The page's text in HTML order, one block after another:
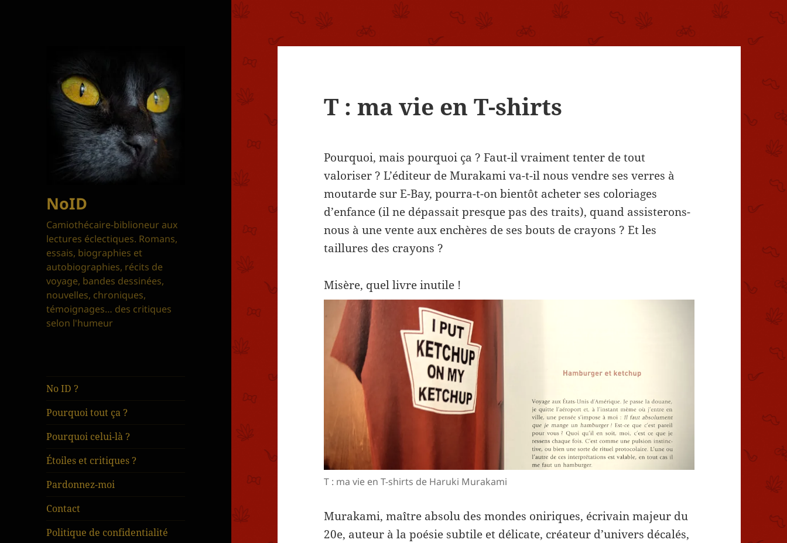
NoID
Camiothécaire-biblioneur aux
lectures éclectiques. Romans,
essais, biographies et
autobiographies, récits de
voyage, bandes dessinées,
nouvelles, chroniques,
témoignages… des critiques
selon l'humeur
No ID ?
Pourquoi tout ça ?
Pourquoi celui-là ?
Étoiles et critiques ?
Pardonnez-moi
Contact
Politique de confidentialité
T : ma vie en T-shirts
Pourquoi, mais pourquoi ça ? Faut-il vraiment tenter de tout
valoriser ? L’éditeur de Murakami va-t-il nous vendre ses verres à
moutarde sur E-Bay, pourra-t-on bientôt acheter ses coloriages
d’enfance (il ne dépassait presque pas des traits), quand assisterons-
nous à une vente aux enchères de ses bouts de crayons ? Et les
taillures des crayons ?
Misère, quel livre inutile !
T : ma vie en T-shirts de Haruki Murakami
Murakami, maître absolu des mondes oniriques, écrivain majeur du
20e, auteur à la poésie subtile et délicate, créateur d’univers décalés,